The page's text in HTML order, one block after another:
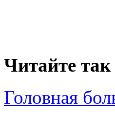
Читайте
Головная